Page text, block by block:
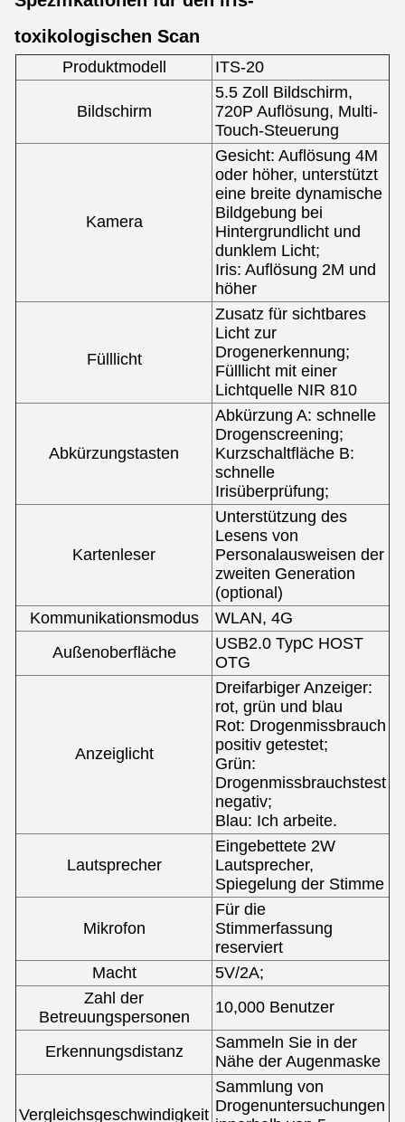
toxikologischen Scan
Produktmodell ITS-20
Bildschirm
5.5 Zoll Bildschirm,
720P Auflösung, Multi-
Touch-Steuerung
Kamera
Gesicht: Auflösung 4M
oder höher, unterstützt
eine breite dynamische
Bildgebung bei
Hintergrundlicht und
dunklem Licht;
Iris: Auflösung 2M und
höher
Fülllicht
Zusatz für sichtbares
Licht zur
Drogenerkennung;
Fülllicht mit einer
Lichtquelle NIR 810
Abkürzungstasten
Abkürzung A: schnelle
Drogenscreening;
Kurzschaltfläche B:
schnelle
Irisüberprüfung;
Kartenleser
Unterstützung des
Lesens von
Personalausweisen der
zweiten Generation
(optional)
Kommunikationsmodus
WLAN, 4G
Außenoberfläche
USB2.0 TypC HOST
OTG
Anzeiglicht
Dreifarbiger Anzeiger:
rot, grün und blau
Rot: Drogenmissbrauch
positiv getestet;
Grün:
Drogenmissbrauchstest
negativ;
Blau: Ich arbeite.
Lautsprecher
Eingebettete 2W
Lautsprecher,
Spiegelung der Stimme
Mikrofon
Für die
Stimmerfassung
reserviert
Macht
5V/2A;
Zahl der
Betreuungspersonen
10,000 Benutzer
Erkennungsdistanz
Sammeln Sie in der
Nähe der Augenmaske
Vergleichsgeschwindigkeit
Sammlung von
Drogenuntersuchungen